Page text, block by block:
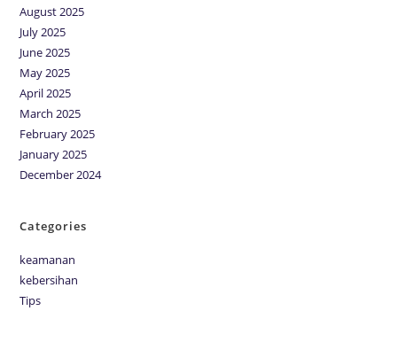
August 2025
July 2025
June 2025
May 2025
April 2025
March 2025
February 2025
January 2025
December 2024
Categories
keamanan
kebersihan
Tips